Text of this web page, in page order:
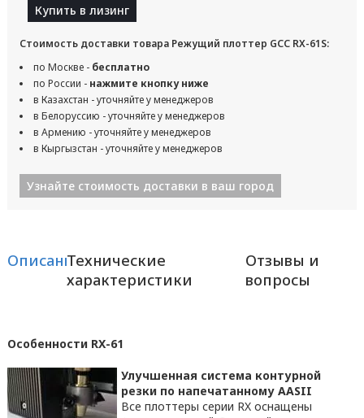
Купить в лизинг
Стоимость доставки товара Режущий плоттер GCC RX-61S:
по Москве - бесплатно
по России - нажмите кнопку ниже
в Казахстан - уточняйте у менеджеров
в Белоруссию - уточняйте у менеджеров
в Армению - уточняйте у менеджеров
в Кыргызстан - уточняйте у менеджеров
Узнайте стоимость доставки в ваш город
ОписаниеТехнические
характеристики
Отзывы и
вопросы
Особенности RX-61
Улучшенная система контурной
резки по напечатанному AASII
Все плоттеры серии RX оснащены